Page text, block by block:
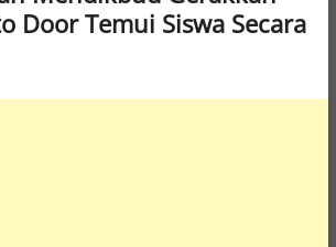
Door Temui Siswa Secara